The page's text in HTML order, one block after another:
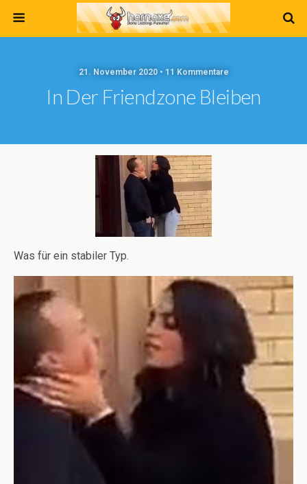
21. November 2020 • 11 Kommentare
In Der Friendzone Bleiben
Was für ein stabiler Typ.
Player